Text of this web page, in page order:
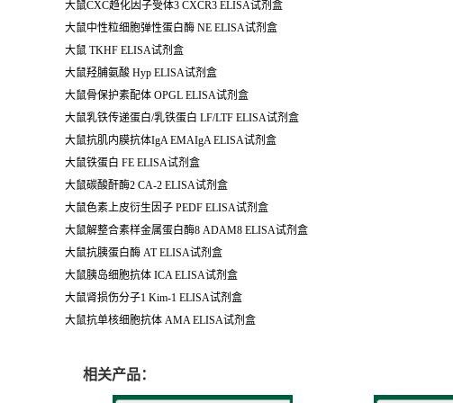
大鼠CXC趋化因子受体3 CXCR3 ELISA试剂盒
大鼠中性粒细胞弹性蛋白酶 NE ELISA试剂盒
大鼠 TKHF ELISA试剂盒
大鼠羟脯氨酸 Hyp ELISA试剂盒
大鼠骨保护素配体 OPGL ELISA试剂盒
大鼠乳铁传递蛋白/乳铁蛋白 LF/LTF ELISA试剂盒
大鼠抗肌内膜抗体IgA EMAIgA ELISA试剂盒
大鼠铁蛋白 FE ELISA试剂盒
大鼠碳酸酐酶2 CA-2 ELISA试剂盒
大鼠色素上皮衍生因子 PEDF ELISA试剂盒
大鼠解整合素样金属蛋白酶8 ADAM8 ELISA试剂盒
大鼠抗胰蛋白酶 AT ELISA试剂盒
大鼠胰岛细胞抗体 ICA ELISA试剂盒
大鼠肾损伤分子1 Kim-1 ELISA试剂盒
大鼠抗单核细胞抗体 AMA ELISA试剂盒
相关产品：